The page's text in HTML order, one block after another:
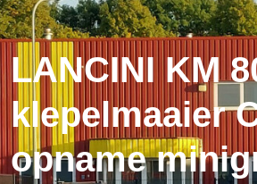
LANCINI KM
klepelmaaier
opname